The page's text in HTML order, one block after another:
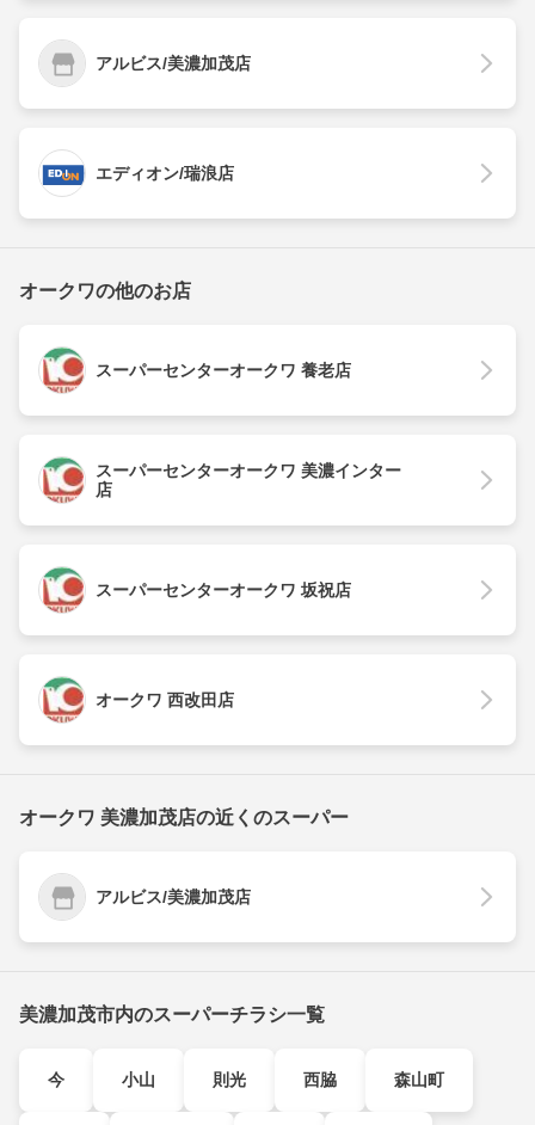
アルビス/美濃加茂店
エディオン/瑞浪店
オークワの他のお店
スーパーセンターオークワ 養老店
スーパーセンターオークワ 美濃インター
店
スーパーセンターオークワ 坂祝店
オークワ 西改田店
オークワ 美濃加茂店の近くのスーパー
アルビス/美濃加茂店
美濃加茂市内のスーパーチラシ一覧
今 小山 則光 西脇 森山町